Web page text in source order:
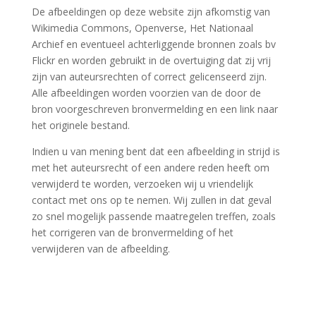
De afbeeldingen op deze website zijn afkomstig van
Wikimedia Commons, Openverse, Het Nationaal
Archief en eventueel achterliggende bronnen zoals bv
Flickr en worden gebruikt in de overtuiging dat zij vrij
zijn van auteursrechten of correct gelicenseerd zijn.
Alle afbeeldingen worden voorzien van de door de
bron voorgeschreven bronvermelding en een link naar
het originele bestand.
Indien u van mening bent dat een afbeelding in strijd is
met het auteursrecht of een andere reden heeft om
verwijderd te worden, verzoeken wij u vriendelijk
contact met ons op te nemen. Wij zullen in dat geval
zo snel mogelijk passende maatregelen treffen, zoals
het corrigeren van de bronvermelding of het
verwijderen van de afbeelding.